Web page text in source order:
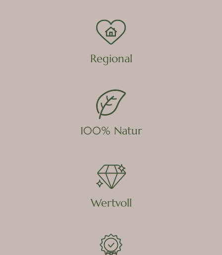
Regional
100% Natur
Wertvoll